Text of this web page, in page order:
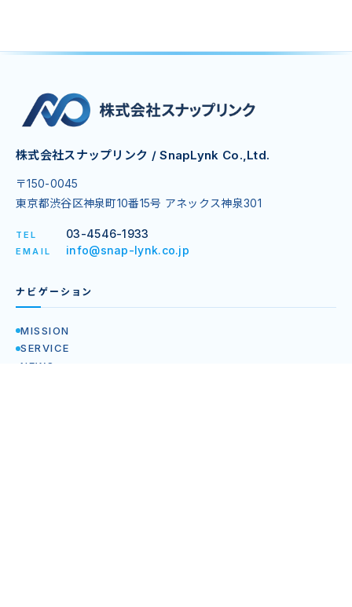
株式会社スナップリンク / SnapLynk Co.,Ltd.
〒150-0045
東京都渋谷区神泉町10番15号 アネックス神泉301
TEL 03-4546-1933
EMAIL info@snap-lynk.co.jp
ナビゲーション
MISSION
SERVICE
NEWS